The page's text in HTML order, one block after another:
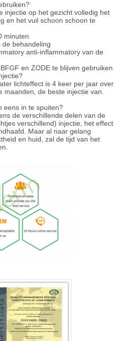
injectie op het gezicht volledig het
en het vuil schoon schoon te
minuten
de behandeling
anti-inflammatory van de
en ZODE te blijven gebruiken
lichteffect is 4 keer per jaar over
maanden, de beste injectie van.
eens in te spuiten?
de verschillende delen van de
verschillend) injectie, het effect
Maar al naar gelang
en huid, zal de tijd van het